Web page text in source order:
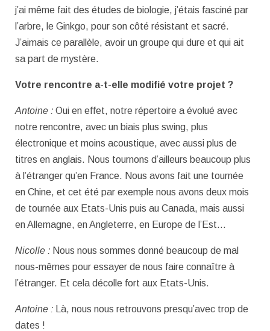
j’ai même fait des études de biologie, j’étais fasciné par
l’arbre, le Ginkgo, pour son côté résistant et sacré.
J’aimais ce parallèle, avoir un groupe qui dure et qui ait
sa part de mystère.
Votre rencontre a-t-elle modifié votre projet ?
Antoine : Oui en effet, notre répertoire a évolué avec
notre rencontre, avec un biais plus swing, plus
électronique et moins acoustique, avec aussi plus de
titres en anglais. Nous tournons d’ailleurs beaucoup plus
à l’étranger qu’en France. Nous avons fait une tournée
en Chine, et cet été par exemple nous avons deux mois
de tournée aux Etats-Unis puis au Canada, mais aussi
en Allemagne, en Angleterre, en Europe de l’Est…
Nicolle : Nous nous sommes donné beaucoup de mal
nous-mêmes pour essayer de nous faire connaître à
l’étranger. Et cela décolle fort aux Etats-Unis.
Antoine : Là, nous nous retrouvons presqu’avec trop de
dates !